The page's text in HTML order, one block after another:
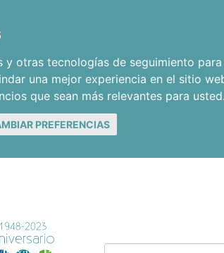
otras tecnologías de seguimiento
una mejor experiencia en el sitio
que sean más relevantes para usted.
PREFERENCIAS